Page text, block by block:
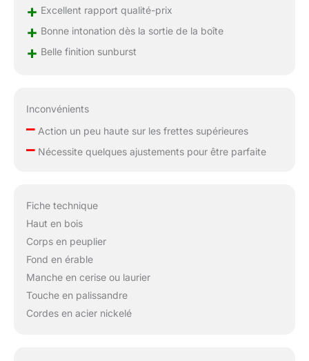
+ Excellent rapport qualité-prix
+ Bonne intonation dès la sortie de la boîte
+ Belle finition sunburst
Inconvénients
–Action un peu haute sur les frettes supérieures
–Nécessite quelques ajustements pour être parfaite
Fiche technique
Haut en bois
Corps en peuplier
Fond en érable
Manche en cerise ou laurier
Touche en palissandre
Cordes en acier nickelé